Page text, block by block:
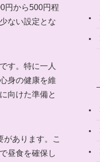
円から500円程
ない設定とな
す。特に一人
身の健康を維
向けた準備と
あります。こ
昼食を確保し